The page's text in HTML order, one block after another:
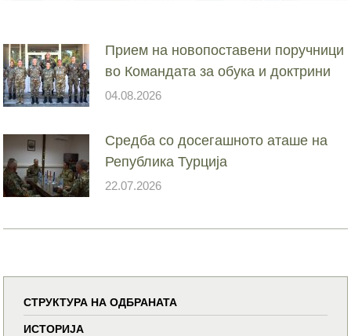
Прием на новопоставени поручници
во Командата за обука и доктрини
04.08.2026
Средба со досегашното аташе на
Република Турција
22.07.2026
СТРУКТУРА НА ОДБРАНАТА
ИСТОРИЈА